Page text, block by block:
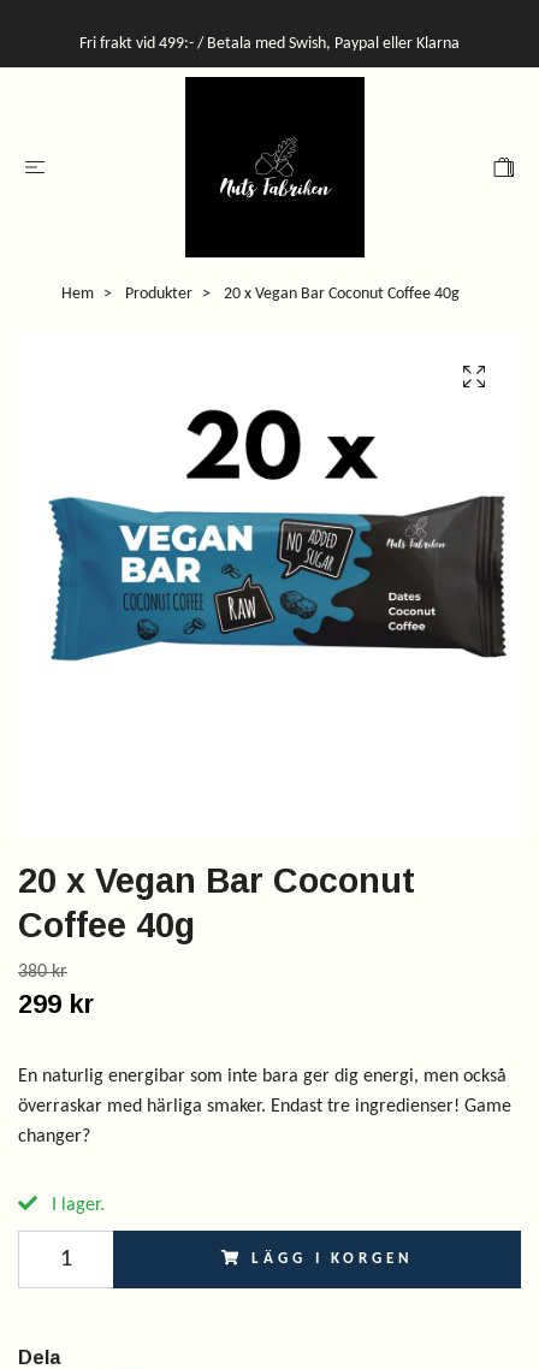
Fri frakt vid 499:- / Betala med Swish, Paypal eller Klarna
Hem Produkter 20 x Vegan Bar Coconut Coffee 40g
20 x Vegan Bar Coconut
Coffee 40g
380 kr
299 kr
En naturlig energibar som inte bara ger dig energi, men också
överraskar med härliga smaker. Endast tre ingredienser! Game
changer?
I lager.
LÄGG I KORGEN
Dela